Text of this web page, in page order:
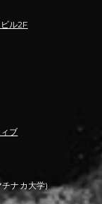
ル2F
ブ
ナカ大学)